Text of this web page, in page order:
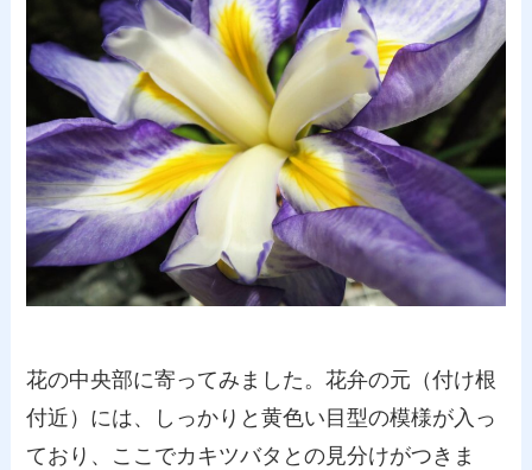
花の中央部に寄ってみました。花弁の元（付け根
付近）には、しっかりと黄色い目型の模様が入っ
ており、ここでカキツバタとの見分けがつきま